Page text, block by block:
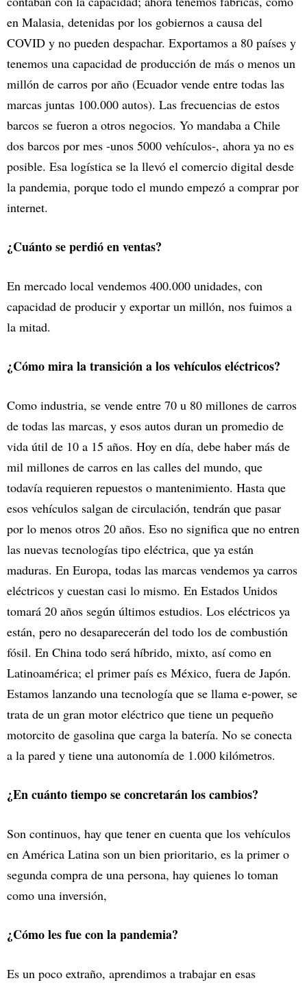
en Malasia, detenidas por los gobiernos a causa del
COVID y no pueden despachar. Exportamos a 80 países y
tenemos una capacidad de producción de más o menos un
millón de carros por año (Ecuador vende entre todas las
marcas juntas 100.000 autos). Las frecuencias de estos
barcos se fueron a otros negocios. Yo mandaba a Chile
dos barcos por mes -unos 5000 vehículos-, ahora ya no es
posible. Esa logística se la llevó el comercio digital desde
la pandemia, porque todo el mundo empezó a comprar por
internet.
¿Cuánto se perdió en ventas?
En mercado local vendemos 400.000 unidades, con
capacidad de producir y exportar un millón, nos fuimos a
la mitad.
¿Cómo mira la transición a los vehículos eléctricos?
Como industria, se vende entre 70 u 80 millones de carros
de todas las marcas, y esos autos duran un promedio de
vida útil de 10 a 15 años. Hoy en día, debe haber más de
mil millones de carros en las calles del mundo, que
todavía requieren repuestos o mantenimiento. Hasta que
esos vehículos salgan de circulación, tendrán que pasar
por lo menos otros 20 años. Eso no significa que no entren
las nuevas tecnologías tipo eléctrica, que ya están
maduras. En Europa, todas las marcas vendemos ya carros
eléctricos y cuestan casi lo mismo. En Estados Unidos
tomará 20 años según últimos estudios. Los eléctricos ya
están, pero no desaparecerán del todo los de combustión
fósil. En China todo será híbrido, mixto, así como en
Latinoamérica; el primer país es México, fuera de Japón.
Estamos lanzando una tecnología que se llama e-power, se
trata de un gran motor eléctrico que tiene un pequeño
motorcito de gasolina que carga la batería. No se conecta
a la pared y tiene una autonomía de 1.000 kilómetros.
¿En cuánto tiempo se concretarán los cambios?
Son continuos, hay que tener en cuenta que los vehículos
en América Latina son un bien prioritario, es la primer o
segunda compra de una persona, hay quienes lo toman
como una inversión,
¿Cómo les fue con la pandemia?
Es un poco extraño, aprendimos a trabajar en esas